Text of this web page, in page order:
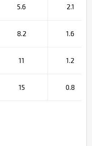
5.6 2.1
8.2 1.6
11 1.2
15 0.8